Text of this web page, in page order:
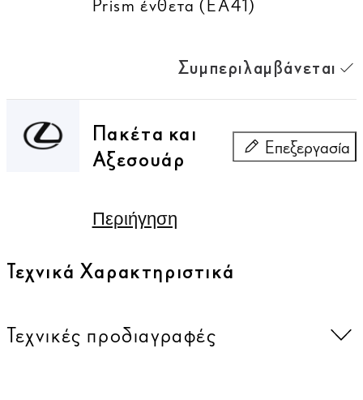
Prism ένθετα (EA41)
Συμπεριλαμβάνεται
Πακέτα και
Αξεσουάρ
Επεξεργασία
Πακέτα και
Περιήγηση
Τεχνικά Χαρακτηριστικά
Τεχνικές προδιαγραφές